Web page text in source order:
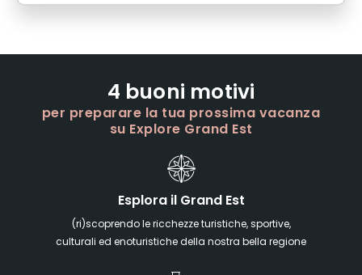
4 buoni motivi
per preparare la tua prossima vacanza
su Explore Grand Est
Esplora il Grand Est
(ri)scoprendo le ricchezze turistiche, sportive,
culturali ed enoturistiche della nostra bella regione